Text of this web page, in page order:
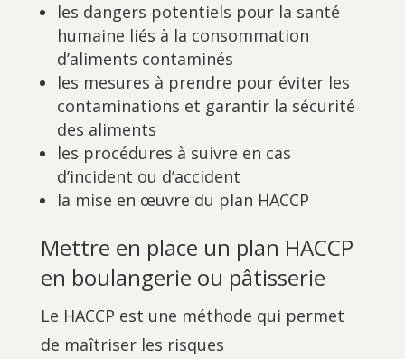
les dangers potentiels pour la santé
humaine liés à la consommation
d’aliments contaminés
les mesures à prendre pour éviter les
contaminations et garantir la sécurité
des aliments
les procédures à suivre en cas
d’incident ou d’accident
la mise en œuvre du plan HACCP
Mettre en place un plan HACCP
en boulangerie ou pâtisserie
Le HACCP est une méthode qui permet
de maîtriser les risques